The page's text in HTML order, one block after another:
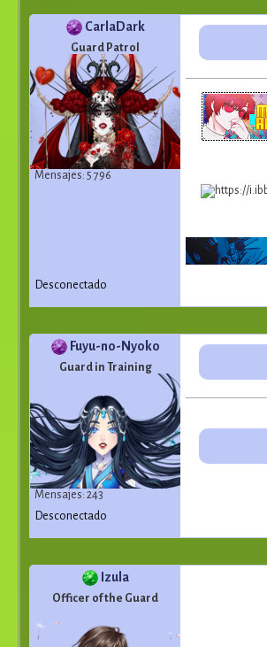
CarlaDark
Guard Patrol
Mensajes: 5 796
Desconectado
Fuyu-no-Nyoko
Guard in Training
Mensajes: 243
Desconectado
Izula
Officer of the Guard